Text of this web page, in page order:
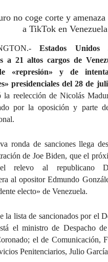
Estados Unidos
a 21 altos cargos de
«represión» y de
presidenciales del 28 de
la reelección de Nicolás
por la oposición y parte
ronda de sanciones llega
de Joe Biden, que el
relevo al republicano
al opositor Edmundo
electo» de Venezuela.
la lista de sancionados por el
el ministro de Despacho
el de Comunicación,
Penitenciarios, Julio